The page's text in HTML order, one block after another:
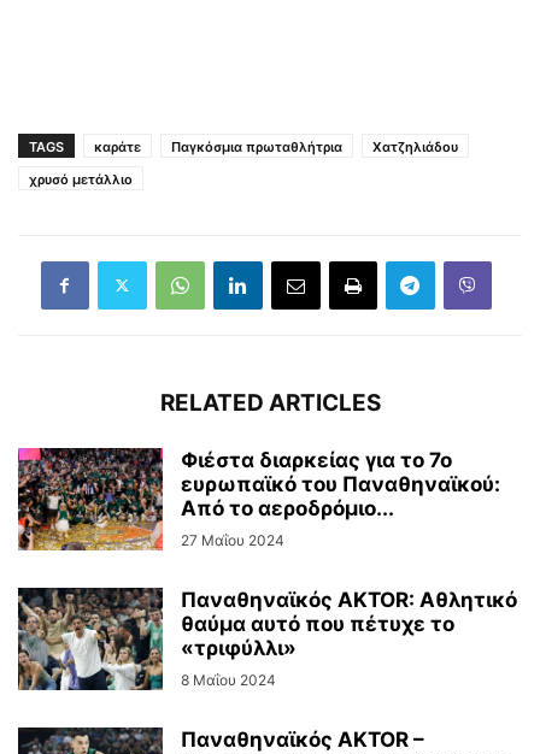
TAGS καράτε Παγκόσμια πρωταθλήτρια
Χατζηλιάδου
χρυσό μετάλλιο
RELATED ARTICLES
Φιέστα διαρκείας για το 7ο
ευρωπαϊκό του Παναθηναϊκού:
Από το αεροδρόμιο...
27 Μαΐου 2024
Παναθηναϊκός AKTOR: Αθλητικό
θαύμα αυτό που πέτυχε το
«τριφύλλι»
8 Μαΐου 2024
Παναθηναϊκός AKTOR –